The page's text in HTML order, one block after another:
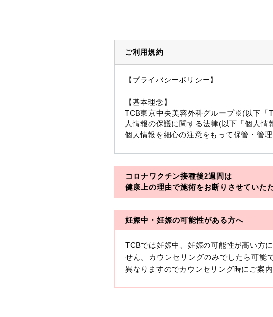
ご利用規約
【プライバシーポリシー】
【基本理念】
TCB東京中央美容外科グループ※(以下「
人情報の保護に関する法律(以下「個人
個人情報を細心の注意をもって保管・管理
※TCBグループとは以下を総称していい
・一般社団法人メディカルアライアンス
・医療法人社団メディカルフロンティア
・医療法人社団創彩会
【定義】
本プライバシーポリシーにおいて「個人
生年月日その他の記述等により特定の個
収集した患者様に関する情報には、単独
コロナワクチン接種後2週間は
健康上の理由で施術をお断りさせていた
妊娠中・妊娠の可能性がある方へ
TCBでは妊娠中、妊娠の可能性が高い方
せん。カウンセリングのみでしたら可能
異なりますのでカウンセリング時にご案内